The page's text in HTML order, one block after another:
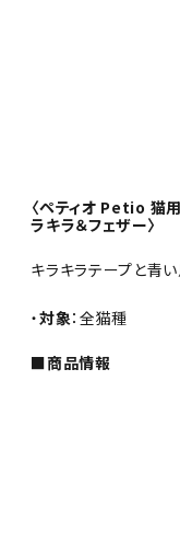
〈ペティオ Petio 猫
ラキラ＆フェザー〉
キラキラテープと青
・対象：全猫種
■商品情報